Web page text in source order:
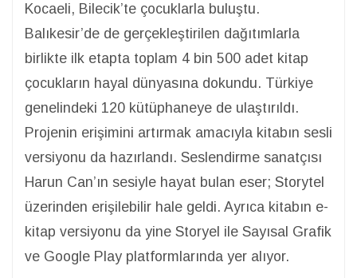
Kocaeli, Bilecik’te çocuklarla buluştu.
Balıkesir’de de gerçekleştirilen dağıtımlarla
birlikte ilk etapta toplam 4 bin 500 adet kitap
çocukların hayal dünyasına dokundu. Türkiye
genelindeki 120 kütüphaneye de ulaştırıldı.
Projenin erişimini artırmak amacıyla kitabın sesli
versiyonu da hazırlandı. Seslendirme sanatçısı
Harun Can’ın sesiyle hayat bulan eser; Storytel
üzerinden erişilebilir hale geldi. Ayrıca kitabın e-
kitap versiyonu da yine Storyel ile Sayısal Grafik
ve Google Play platformlarında yer alıyor.